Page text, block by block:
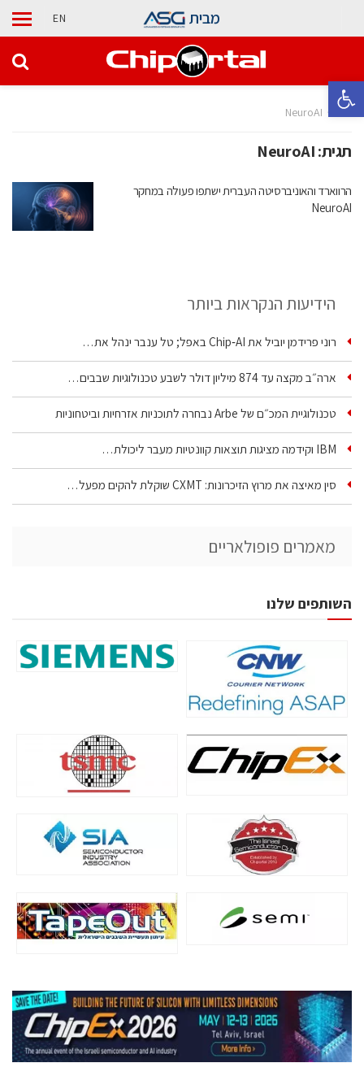
פתח סרגל נגישות
מבית EN
בית NeuroAI
תגית:NeuroAI
הרווארד והאוניברסיטה העברית ישתפו פעולה במחקר
NeuroAI
הידיעות הנקראות ביותר
רוני פרידמן יוביל את Chip‑AI באפל; טל ענבר ינהל את…
ארה״ב מקצה עד 874 מיליון דולר לשבע טכנולוגיות שבבים…
טכנולוגיית המכ״ם של Arbe נבחרה לתוכניות אזרחיות וביטחוניות
IBM וקידמה מציגות תוצאות קוונטיות מעבר ליכולת…
סין מאיצה את מרוץ הזיכרונות: CXMT שוקלת להקים מפעל…
מאמרים פופולאריים
השותפים שלנו